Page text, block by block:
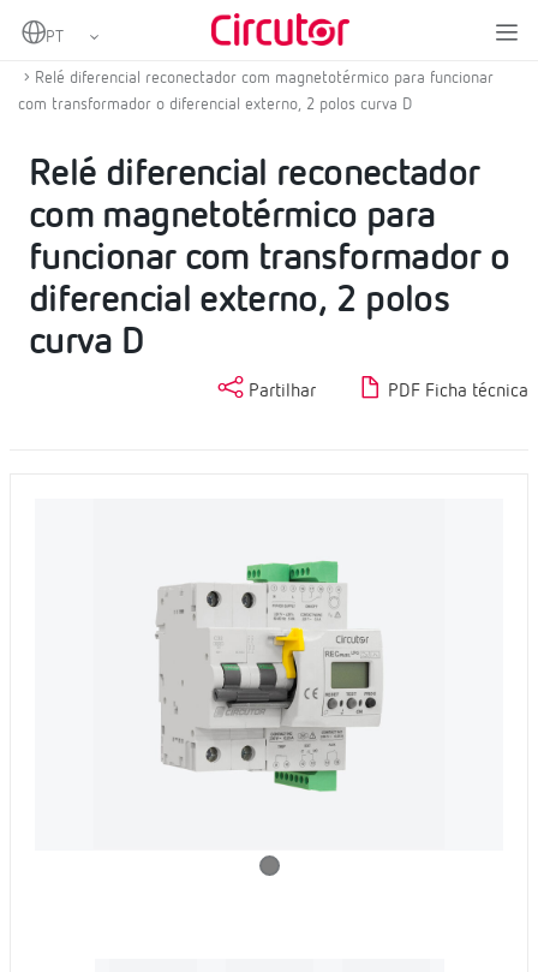
Home
Relé diferencial reconectador com magnetotérmico para funcionar
com transformador o diferencial externo, 2 polos curva D
Relé diferencial reconectador
com magnetotérmico para
funcionar com transformador o
diferencial externo, 2 polos
curva D
Partilhar PDF Ficha técnica